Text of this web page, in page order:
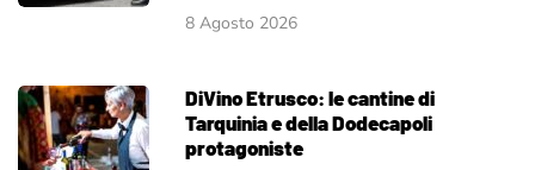
8 Agosto 2026
DiVino Etrusco: le cantine di
Tarquinia e della Dodecapoli
protagoniste